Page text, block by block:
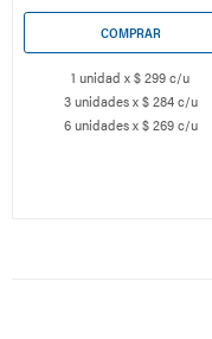
1 unidad x $ 299 c/u
3 unidades x $ 284 c/u
6 unidades x $ 269 c/u